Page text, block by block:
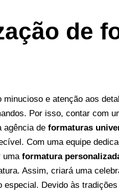
de
e atenção aos
Por isso, contar com
agência de formaturas
Com uma equipe
uma formatura
Assim, criará uma
especial. Devido às